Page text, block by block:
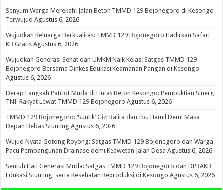
Senyum Warga Merekah: Jalan Beton TMMD 129 Bojonegoro di Kesongo
Terwujud Agustus 6, 2026
Wujudkan Keluarga Berkualitas: TMMD 129 Bojonegoro Hadirkan Safari
KB Gratis Agustus 6, 2026
Wujudkan Generasi Sehat dan UMKM Naik Kelas: Satgas TMMD 129
Bojonegoro Bersama Dinkes Edukasi Keamanan Pangan di Kesongo
Agustus 6, 2026
Derap Langkah Patriot Muda di Lintas Beton Kesongo: Pembuktian Sinergi
TNI-Rakyat Lewat TMMD 129 Bojonegoro Agustus 6, 2026
TMMD 129 Bojonegoro: ‘Suntik’ Gizi Balita dan Ibu Hamil Demi Masa
Depan Bebas Stunting Agustus 6, 2026
Wujud Nyata Gotong Royong: Satgas TMMD 129 Bojonegoro dan Warga
Pacu Pembangunan Drainase demi Keawetan Jalan Desa Agustus 6, 2026
Sentuh Hati Generasi Muda: Satgas TMMD 129 Bojonegoro dan DP3AKB
Edukasi Stunting, serta Kesehatan Reproduksi di Kesongo Agustus 6, 2026